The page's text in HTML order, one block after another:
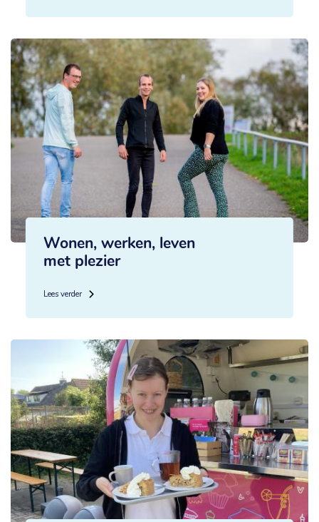
Wonen, werken, leven
met plezier
Lees verder